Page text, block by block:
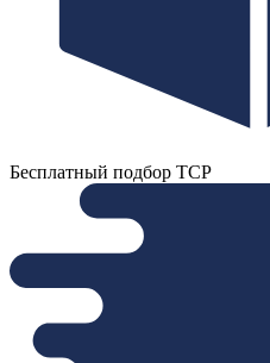
Бесплатный подбор ТСР